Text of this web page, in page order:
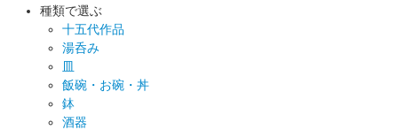
種類で選ぶ
十五代作品
湯呑み
皿
飯碗・お碗・丼
鉢
酒器